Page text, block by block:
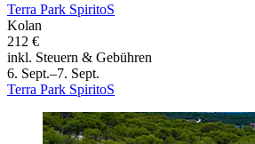
Terra Park SpiritoS
Kolan
212 €
inkl. Steuern & Gebühren
6. Sept.–7. Sept.
Terra Park SpiritoS